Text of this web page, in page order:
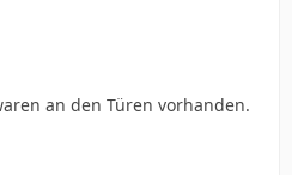
an den Türen vorhanden.